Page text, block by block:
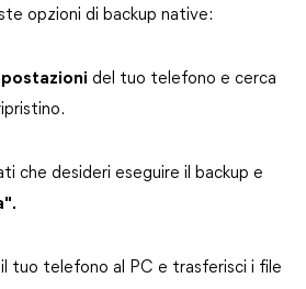
opzioni di backup native:
del tuo telefono e cerca
che desideri eseguire il backup e
tuo telefono al PC e trasferisci i file